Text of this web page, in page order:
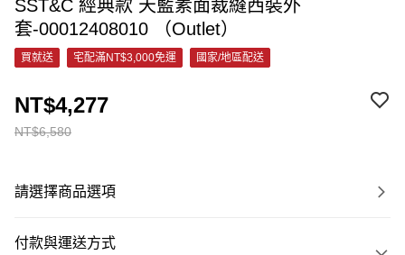
SST&C 經典款 天藍素面裁縫西裝外
套-00012408010 （Outlet）
買就送 宅配滿NT$3,000免運 國家/地區配送
NT$6,580
NT$4,277
請選擇商品選項
付款與運送方式